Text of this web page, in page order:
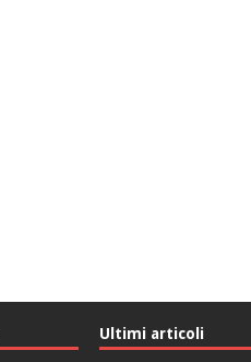
Ultimi articoli